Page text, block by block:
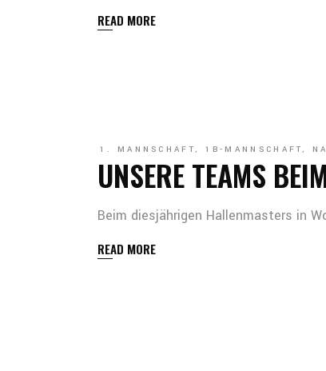
READ MORE
1. MANNSCHAFT , 1B-MANNSCHAFT ,
UNSERE TEAMS
Beim diesjährigen Hallenmasters in
READ MORE